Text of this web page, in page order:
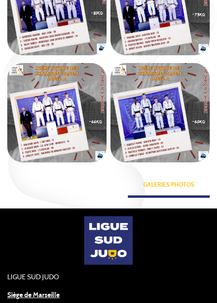
GALERIES PHOTOS
LIGUE SUD JUDO
Siège de Marseille